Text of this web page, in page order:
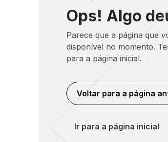
Ops! Algo
Parece que a página que
disponível no momento.
para a página inicial.
Voltar para a página
Ir para a página inicial